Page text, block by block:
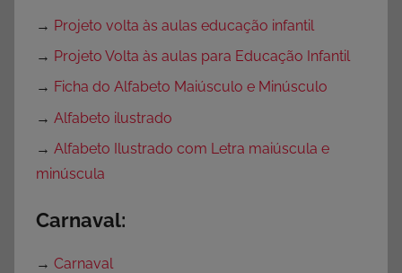
→ Projeto volta às aulas educação infantil
→ Projeto Volta às aulas para Educação Infantil
→ Ficha do Alfabeto Maiúsculo e Minúsculo
→ Alfabeto ilustrado
→ Alfabeto Ilustrado com Letra maiúscula e
minúscula
Carnaval:
→ Carnaval